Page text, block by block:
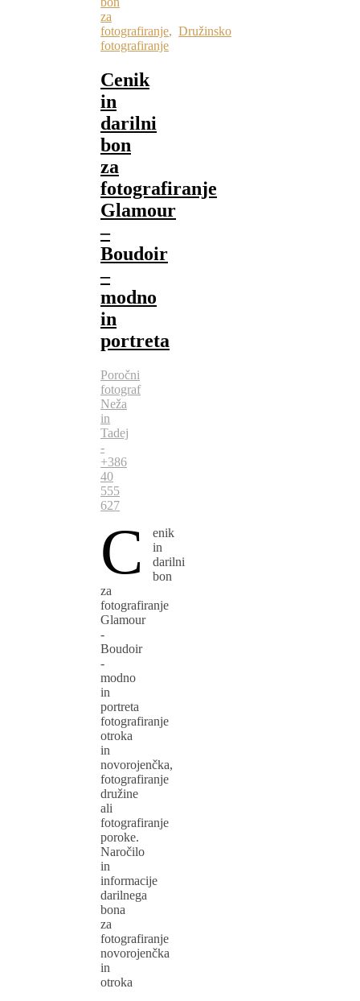
za
fotografiranje, Družinsko
fotografiranje
Cenik
in
darilni
bon
za
fotografiranje
Glamour
–
Boudoir
–
modno
in
portreta
Poročni
fotograf
Neža
in
Tadej
-
+386
40
555
627
C
enik
in
darilni
bon
za
fotografiranje
Glamour
-
Boudoir
-
modno
in
portreta
fotografiranje
otroka
in
novorojenčka,
fotografiranje
družine
ali
fotografiranje
poroke.
Naročilo
in
informacije
darilnega
bona
za
fotografiranje
novorojenčka
in
otroka